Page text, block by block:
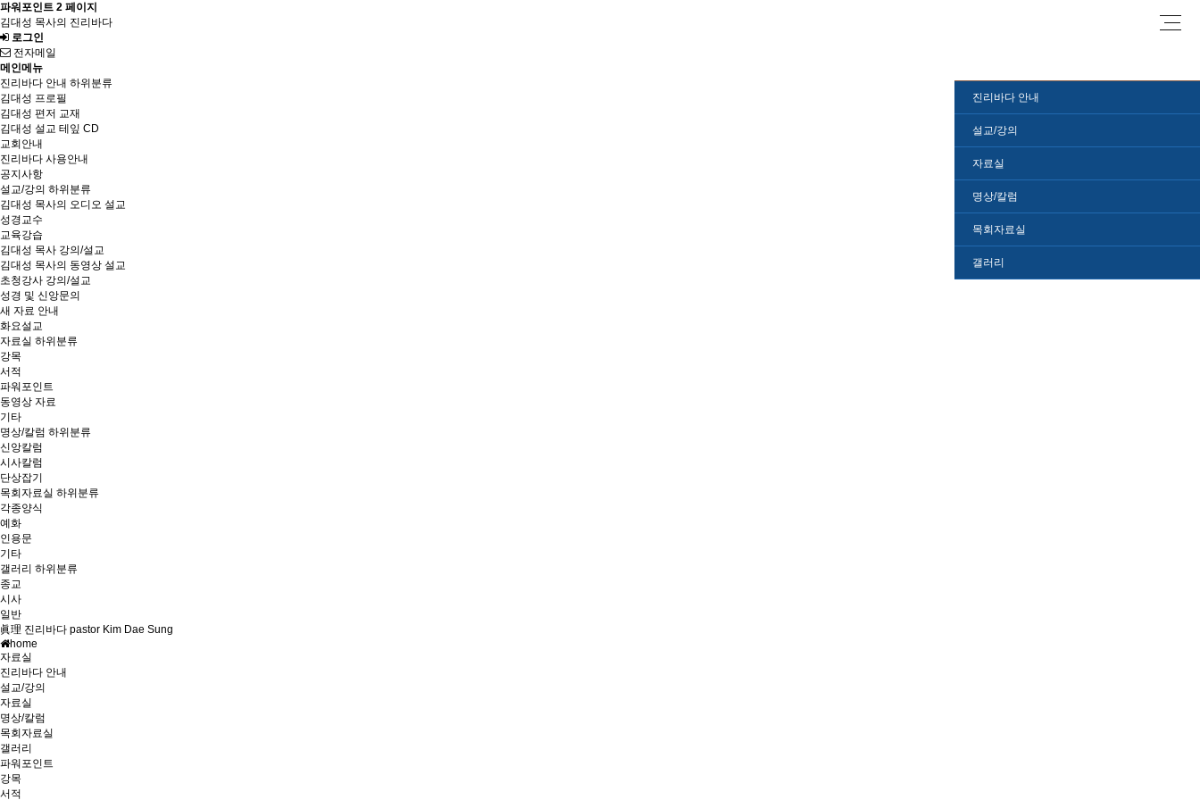
파워포인트 2 페이지
김대성 목사의 진리바다
로그인
전자메일
진리바다 안내
설교/강의
자료실
명상/칼럼
목회자료실
갤러리
메인메뉴
진리바다 안내 하위분류
김대성 프로필
김대성 편저 교재
김대성 설교 테잎 CD
교회안내
진리바다 사용안내
공지사항
설교/강의 하위분류
김대성 목사의 오디오 설교
성경교수
교육강습
김대성 목사 강의/설교
김대성 목사의 동영상 설교
초청강사 강의/설교
성경 및 신앙문의
새 자료 안내
화요설교
자료실 하위분류
강목
서적
파워포인트
동영상 자료
기타
명상/칼럼 하위분류
신앙칼럼
시사칼럼
단상잡기
목회자료실 하위분류
각종양식
예화
인용문
기타
갤러리 하위분류
종교
시사
일반
眞理 진리바다 pastor Kim Dae Sung
home
자료실
진리바다 안내
설교/강의
자료실
명상/칼럼
목회자료실
갤러리
파워포인트
강목
서적